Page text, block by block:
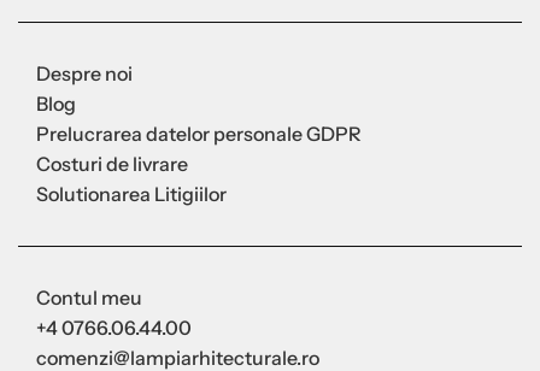
Despre noi
Blog
Prelucrarea datelor personale GDPR
Costuri de livrare
Solutionarea Litigiilor
Contul meu
+4 0766.06.44.00
comenzi@lampiarhitecturale.ro